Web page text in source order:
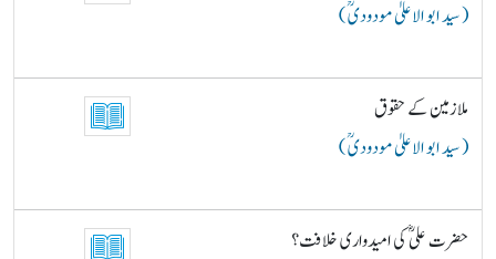
( سید ابو الاعلیٰ مودودیؒ )
ملازمین کے حقوق
( سید ابو الاعلیٰ مودودیؒ )
حضرت علیؓ کی امیدواری خلافت؟